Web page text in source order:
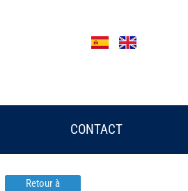
CONTACT
Retour à